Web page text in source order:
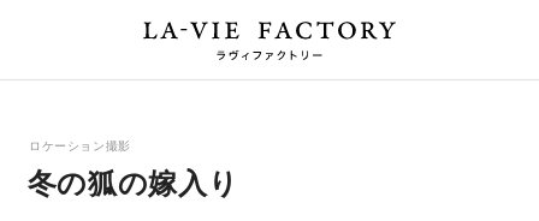
ロケーション撮影
冬の狐の嫁入り